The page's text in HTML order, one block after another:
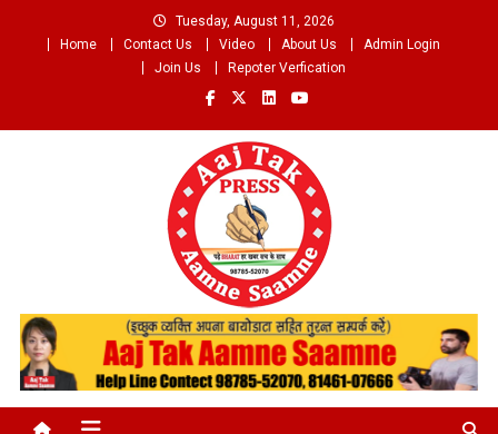
Tuesday, August 11, 2026
Home
Contact Us Video About Us
Admin Login
Join Us
Repoter Verfication
Aaj Tak Aamne Saamne.com